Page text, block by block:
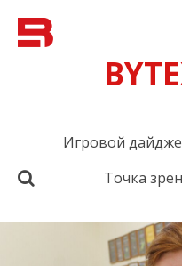
Игровой
Точка